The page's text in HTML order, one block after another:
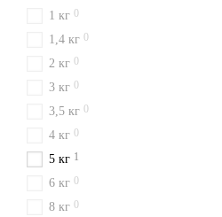
1 кг 0
1,4 кг 0
2 кг 0
3 кг 0
3,5 кг 0
4 кг 0
5 кг 1
6 кг 0
8 кг 0